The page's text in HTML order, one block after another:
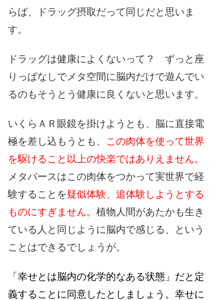
らば、ドラッグ摂取だって同じだと思いま
す。
ドラッグは健康によくないって？ ずっと座
りっぱなしでメタ空間に脳内だけで遊んでい
るのもそうとう健康に良くないと思います。
いくらＡＲ眼鏡を掛けようとも、脳に直接電
極を差し込もうとも、 この肉体を使って世界
を駆けること以上の快楽ではありえません。
メタバースはこの肉体をつかって実世界で経
験することを疑似体験、追体験しようとする
ものにすぎません。 植物人間があたかも生き
ている人と同じように脳内で感じる、という
ことはできるでしょうが。
「幸せとは脳内の化学的なある状態」だと定
義することに同意したとしましょう。幸せに